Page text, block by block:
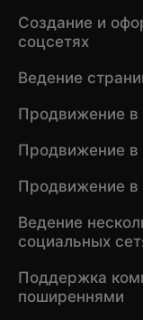
Создание и
соцсетях
Ведение
Продвижение в
Продвижение в
Продвижение в
Ведение
социальных
Поддержка
поширеннями